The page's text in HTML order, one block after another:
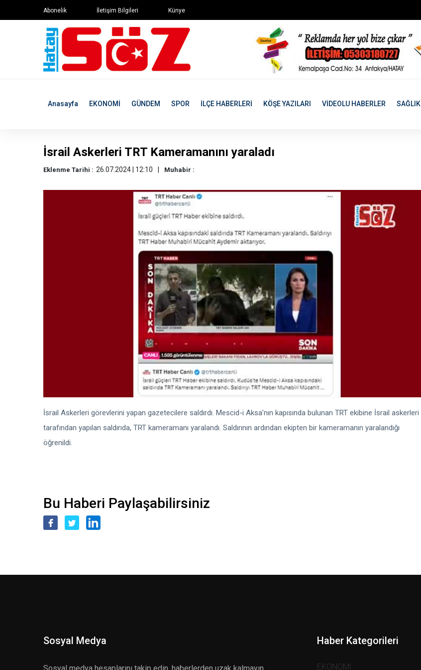
Abonelik İletişim Bilgileri Künye
Anasayfa EKONOMİ GÜNDEM SPOR İLÇE HABERLERİ KÖŞE YAZILARI VİDEOLU HABERLER SAĞLIK
İsrail Askerleri TRT Kameramanını yaraladı
Eklenme Tarihi : 26.07.2024 | 12:10 Muhabir :
İsrail Askerleri görevlerini yapan gazetecilere saldırdı. Mescid-i Aksa’nın kapısında bulunan TRT ekibine İsrail askerleri
tarafından yapılan saldırıda, TRT kameramanı yaralandı. Saldırının ardından ekipten bir kameramanın yaralandığı
öğrenildi.
Bu Haberi Paylaşabilirsiniz
Sosyal Medya
Sosyal medya hesaplarını takip edin, haberlerden uzak kalmayın.
Haber Kategorileri
EKONOMİ